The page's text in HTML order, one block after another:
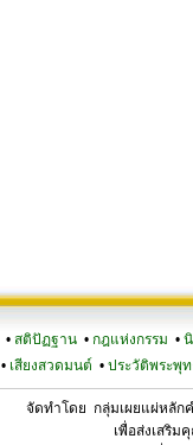
• สติปัฏฐาน • กฎแห่งกรรม •
• เสียงสวดมนต์ • ประวัติพระพุท
จัดทำโดย กลุ่มเผยแผ่หลัก
เพื่อส่งเสริม